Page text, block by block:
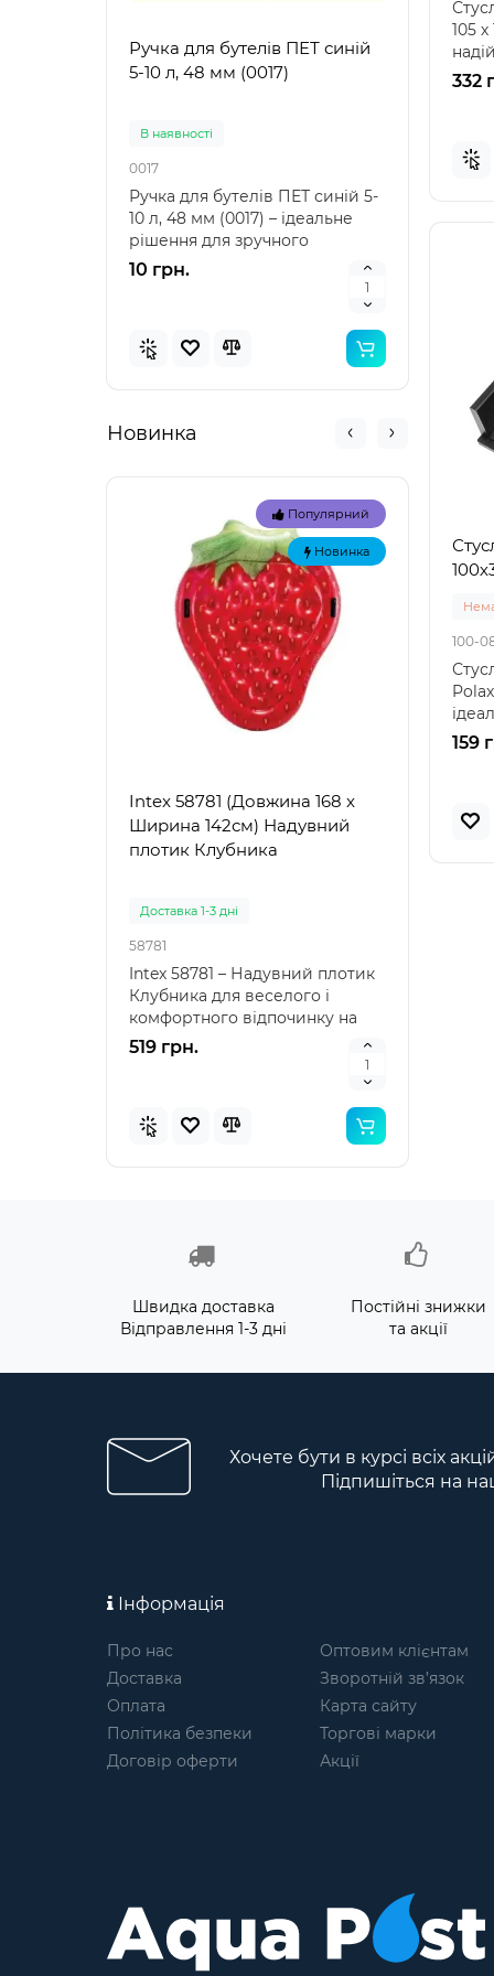
Ручка для бутелів ПЕТ синій
5-10 л, 48 мм (0017)
В наявностi
0017
Ручка для бутелів ПЕТ синій 5-
10 л, 48 мм (0017) – ідеальне
рішення для зручного
транспортування Ру..
10 грн.
5-10
0021
Новинка
Популярний
Новинка
Intex 58781 (Довжина 168 x
Ширина 142см) Надувний
плотик Клубника
Доставка 1-3 дні
58781
Intex 58781 – Надувний плотик
Клубника для веселого і
комфортного відпочинку на
воді Intex 58781 – я..
519 грн.
105
332
100-
159
Швидка доставка
Відправлення 1-3 дні
Постійні знижки
та акції
Хочете бути в курсі всіх
Підпишіться на
Інформація
Про нас
Доставка
Оплата
Політика безпеки
Договір оферти
Оптовим клієнтам
Зворотній зв’язок
Карта сайту
Торгові марки
Акції